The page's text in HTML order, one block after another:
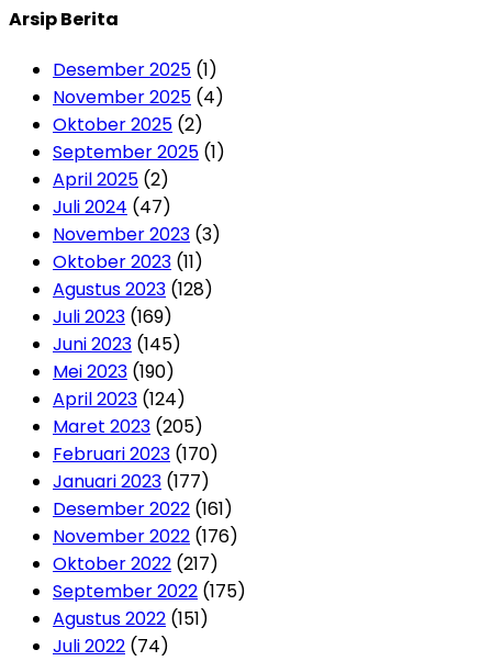
Arsip Berita
Desember 2025 (1)
November 2025 (4)
Oktober 2025 (2)
September 2025 (1)
April 2025 (2)
Juli 2024 (47)
November 2023 (3)
Oktober 2023 (11)
Agustus 2023 (128)
Juli 2023 (169)
Juni 2023 (145)
Mei 2023 (190)
April 2023 (124)
Maret 2023 (205)
Februari 2023 (170)
Januari 2023 (177)
Desember 2022 (161)
November 2022 (176)
Oktober 2022 (217)
September 2022 (175)
Agustus 2022 (151)
Juli 2022 (74)